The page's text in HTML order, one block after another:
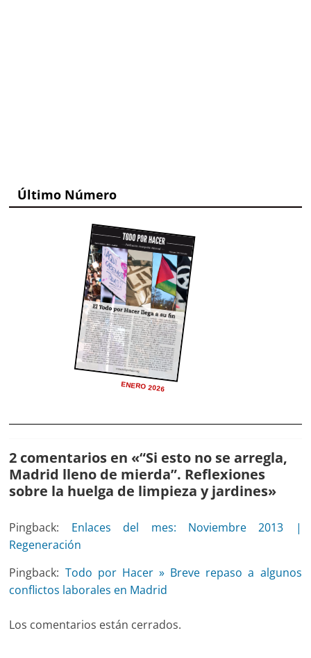
Último Número
ENERO 2026
2 comentarios en «“Si esto no se arregla,
Madrid lleno de mierda”. Reflexiones
sobre la huelga de limpieza y jardines»
Pingback: Enlaces del mes: Noviembre 2013 |
Regeneración
Pingback: Todo por Hacer » Breve repaso a algunos
conflictos laborales en Madrid
Los comentarios están cerrados.